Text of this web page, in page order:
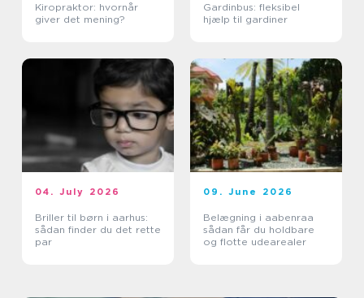
Kiropraktor: hvornår
giver det mening?
Gardinbus: fleksibel
hjælp til gardiner
04. July 2026
Briller til børn i aarhus:
sådan finder du det rette
par
09. June 2026
Belægning i aabenraa
sådan får du holdbare
og flotte udearealer